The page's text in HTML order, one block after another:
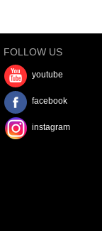
FOLLOW US
youtube
facebook
instagram